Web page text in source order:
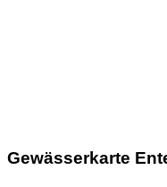
Gewässerkarte